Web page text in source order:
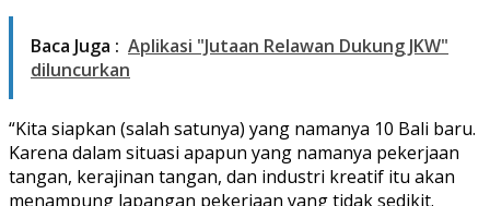
Baca Juga : Aplikasi "Jutaan Relawan Dukung JKW"
diluncurkan
“Kita siapkan (salah satunya) yang namanya 10 Bali baru.
Karena dalam situasi apapun yang namanya pekerjaan
tangan, kerajinan tangan, dan industri kreatif itu akan
menampung lapangan pekerjaan yang tidak sedikit.